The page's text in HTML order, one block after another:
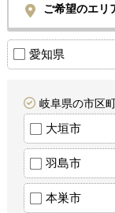
ご希望のエリ
愛知県
岐阜県の市区
大垣市
羽島市
本巣市